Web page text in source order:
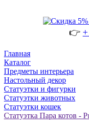
👉
Главная
Каталог
Предметы интерьера
Настольный декор
Статуэтки и фигурки
Статуэтки животных
Статуэтки кошек
Статуэтка Пара котов -